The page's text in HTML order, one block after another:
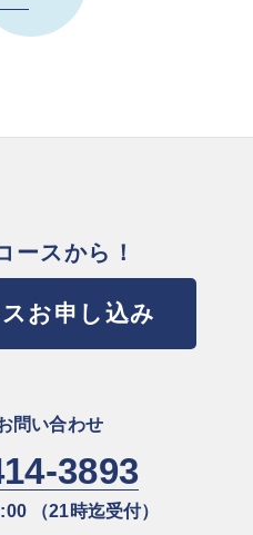
ースから！
お申し込み
問い合わせ
3893
（21時迄受付）